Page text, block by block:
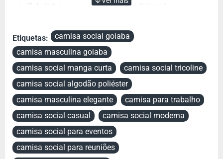
Colarinho Tradicional
Manga Manga Curta
Tecido Misto
Referência Lisa
Botão Colarinho Opcional
Etiquetas:
camisa social goiaba
camisa masculina goiaba
camisa social manga curta
camisa social tricoline
camisa social algodão poliéster
camisa masculina elegante
camisa para trabalho
camisa social casual
camisa social moderna
camisa social para eventos
camisa social para reuniões